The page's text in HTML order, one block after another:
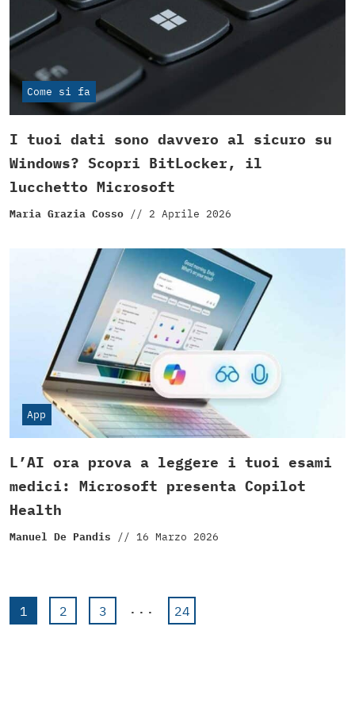
Come si fa
I tuoi dati sono davvero al sicuro su
Windows? Scopri BitLocker, il
lucchetto Microsoft
Maria Grazia Cosso // 2 Aprile 2026
App
L’AI ora prova a leggere i tuoi esami
medici: Microsoft presenta Copilot
Health
Manuel De Pandis // 16 Marzo 2026
1 2 3 ... 24